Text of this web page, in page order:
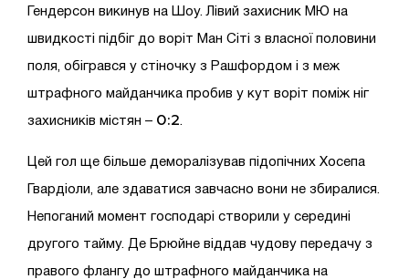
Гендерсон викинув на Шоу. Лівий захисник МЮ на
швидкості підбіг до воріт Ман Сіті з власної половини
поля, обігрався у стіночку з Рашфордом і з меж
штрафного майданчика пробив у кут воріт поміж ніг
захисників містян – 0:2
Цей гол ще більше деморалізував підопічних Хосепа
Гвардіоли, але здаватися завчасно вони не збиралися.
Непоганий момент господарі створили у середині
другого тайму. Де Брюйне віддав чудову передачу з
правого флангу до штрафного майданчика на